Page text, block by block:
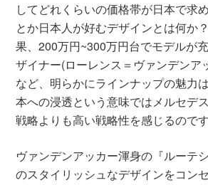
してどれくらいの価格帯が日本で求
とか日本人が好むデザインとは何か
果、200万円~300万円台でモデルが
ザイナー(ローレンス＝ヴァンデンア
など、明らかにラインナップの魅力
本への浸透という意味ではメルセデ
戦略よりも高い戦略性を感じるのです
ヴァンデンアッカー渾身の『ルーテ
のスタイリッシュなデザインをコン